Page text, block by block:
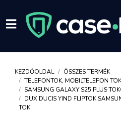
KEZDŐOLDAL
ÖSSZES TERMÉK
TELEFONTOK, MOBILTELEFON
SAMSUNG GALAXY S25 PLUS
DUX DUCIS YIND FLIPTOK
TOK